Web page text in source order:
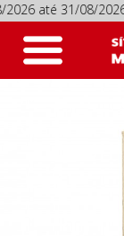
até 31/08/2026
Toggle
navigation